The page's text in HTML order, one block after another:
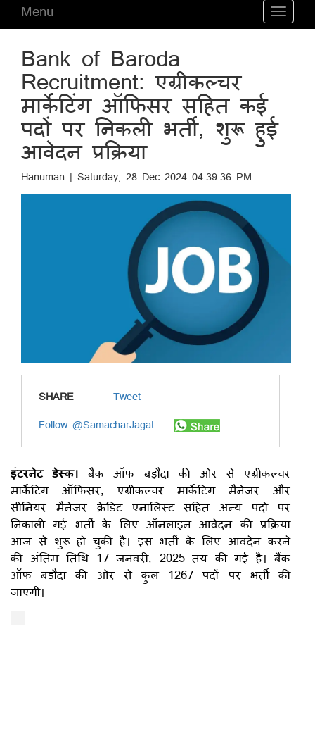
Toggle
Menu
Bank of Baroda
Recruitment: एग्रीकल्चर
मार्केटिंग ऑफिसर सहित कई
पदों पर निकली भर्ती, शुरू हुई
आवेदन प्रक्रिया
Hanuman | Saturday, 28 Dec 2024 04:39:36 PM
SHARE
Tweet
Follow @SamacharJagat
इंटरनेट डेस्क।बैंक ऑफ बड़ौदा की ओर से एग्रीकल्चर
मार्केटिंग ऑफिसर, एग्रीकल्चर मार्केटिंग मैनेजर और
सीनियर मैनेजर क्रेडिट एनालिस्ट सहित अन्य पदों पर
निकाली गई भर्ती के लिए ऑनलाइन आवेदन की प्रक्रिया
आज से शुरू हो चुकी है। इस भर्ती के लिए आवदेन करने
की अंतिम तिथि 17 जनवरी, 2025 तय की गई है। बैंक
ऑफ बड़ौदा की ओर से कुल 1267 पदों पर भर्ती की
जाएगी।